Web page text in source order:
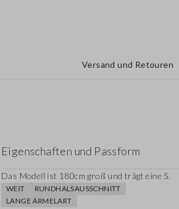
Versand und Retouren
Eigenschaften und Passform
Das Modell ist 180cm groß und trägt eine S.
WEIT
RUNDHALSAUSSCHNITT
LANGE ÄRMELART